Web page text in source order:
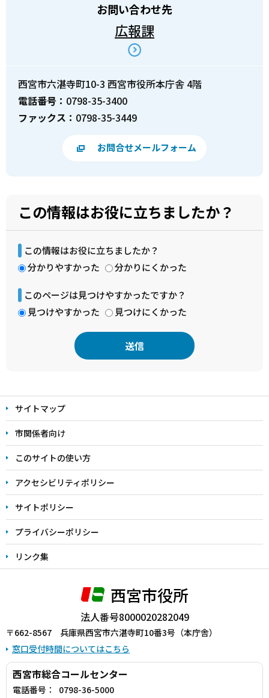
お問い合わせ先
広報課
西宮市六湛寺町10-3 西宮市役所本庁舎 4階
電話番号： 0798-35-3400
ファックス： 0798-35-3449
お問合せメールフォーム
この情報はお役に立ちましたか？
この情報はお役に立ちましたか？
分かりやすかった
分かりにくかった
このページは見つけやすかったですか？
見つけやすかった
見つけにくかった
文
こ
こ
ま
で
サイトマップ
市関係者向け
このサイトの使い方
アクセシビリティポリシー
サイトポリシー
プライバシーポリシー
リンク集
西宮市役所
法人番号8000020282049
〒662-8567 兵庫県西宮市六湛寺町10番3号（本庁舎）
窓口受付時間についてはこちら
西宮市総合コールセンター
電話番号：
0798-36-5000